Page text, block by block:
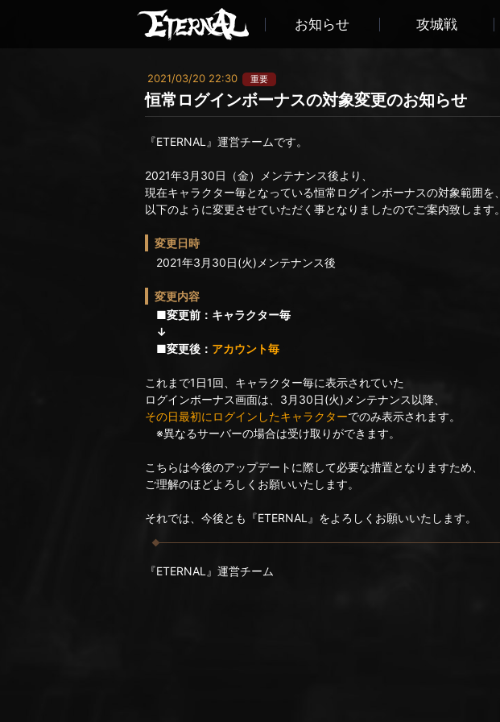
お知らせ 攻城戦
2021/03/20 22:30 重要
恒常ログインボーナスの対象変更のお知らせ
『ETERNAL』運営チームです。
2021年3月30日（金）メンテナンス後より、
現在キャラクター毎となっている恒常ログインボーナスの対象範囲を、
以下のように変更させていただく事となりましたのでご案内致します。
変更日時
2021年3月30日(火)メンテナンス後
変更内容
■変更前：キャラクター毎
↓
■変更後： アカウント毎
これまで1日1回、キャラクター毎に表示されていた
ログインボーナス画面は、3月30日(火)メンテナンス以降、
その日最初にログインしたキャラクターでのみ表示されます。
※異なるサーバーの場合は受け取りができます。
こちらは今後のアップデートに際して必要な措置となりますため、
ご理解のほどよろしくお願いいたします。
それでは、今後とも『ETERNAL』をよろしくお願いいたします。
『ETERNAL』運営チーム